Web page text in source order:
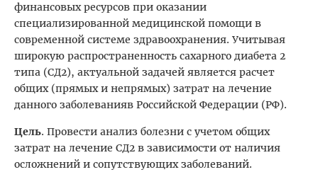
финансовых ресурсов при оказании
специализированной медицинской помощи в
современной системе здравоохранения. Учитывая
широкую распространенность сахарного диабета 2
типа (СД2), актуальной задачей является расчет
общих (прямых и непрямых) затрат на лечение
данного заболеванияв Российской Федерации (РФ).
Цель. Провести анализ болезни с учетом общих
затрат на лечение СД2 в зависимости от наличия
осложнений и сопутствующих заболеваний.